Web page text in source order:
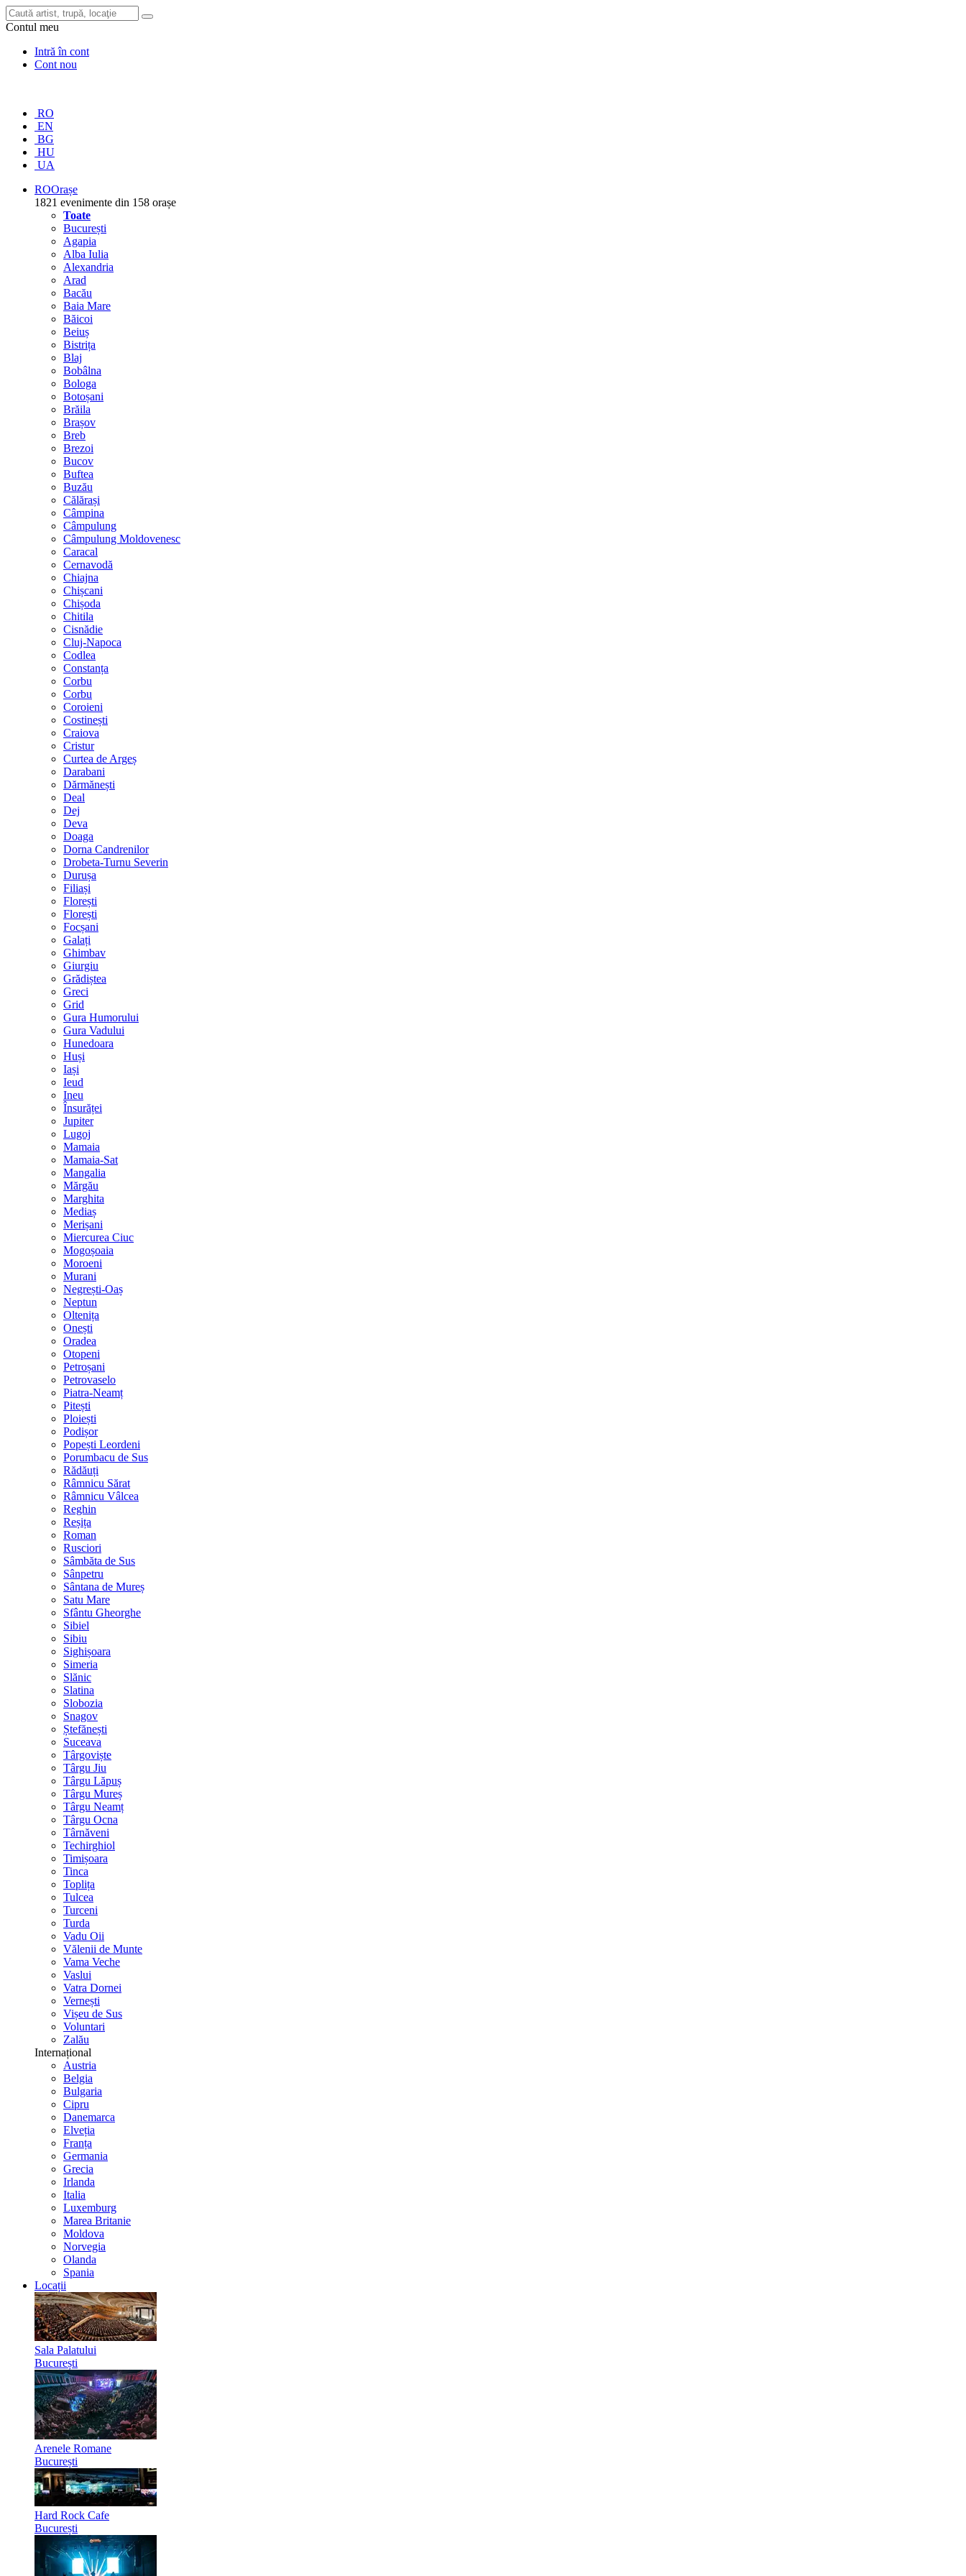
Contul meu
Intră în cont
Cont nou
RO
EN
BG
HU
UA
ROOrașe
1821 evenimente din 158 orașe
Toate
București
Agapia
Alba Iulia
Alexandria
Arad
Bacău
Baia Mare
Băicoi
Beiuș
Bistrița
Blaj
Bobâlna
Bologa
Botoșani
Brăila
Brașov
Breb
Brezoi
Bucov
Buftea
Buzău
Călărași
Câmpina
Câmpulung
Câmpulung Moldovenesc
Caracal
Cernavodă
Chiajna
Chișcani
Chișoda
Chitila
Cisnădie
Cluj-Napoca
Codlea
Constanța
Corbu
Corbu
Coroieni
Costinești
Craiova
Cristur
Curtea de Argeș
Darabani
Dărmănești
Deal
Dej
Deva
Doaga
Dorna Candrenilor
Drobeta-Turnu Severin
Durușa
Filiași
Florești
Florești
Focșani
Galați
Ghimbav
Giurgiu
Grădiștea
Greci
Grid
Gura Humorului
Gura Vadului
Hunedoara
Huși
Iași
Ieud
Ineu
Însurăței
Jupiter
Lugoj
Mamaia
Mamaia-Sat
Mangalia
Mărgău
Marghita
Mediaș
Merișani
Miercurea Ciuc
Mogoșoaia
Moroeni
Murani
Negrești-Oaș
Neptun
Oltenița
Onești
Oradea
Otopeni
Petroșani
Petrovaselo
Piatra-Neamț
Pitești
Ploiești
Podișor
Popești Leordeni
Porumbacu de Sus
Rădăuți
Râmnicu Sărat
Râmnicu Vâlcea
Reghin
Reșița
Roman
Rusciori
Sâmbăta de Sus
Sânpetru
Sântana de Mureș
Satu Mare
Sfântu Gheorghe
Sibiel
Sibiu
Sighișoara
Simeria
Slănic
Slatina
Slobozia
Snagov
Ștefănești
Suceava
Târgoviște
Târgu Jiu
Târgu Lăpuș
Târgu Mureș
Târgu Neamț
Târgu Ocna
Târnăveni
Techirghiol
Timișoara
Tinca
Toplița
Tulcea
Turceni
Turda
Vadu Oii
Vălenii de Munte
Vama Veche
Vaslui
Vatra Dornei
Vernești
Vișeu de Sus
Voluntari
Zalău
Internațional
Austria
Belgia
Bulgaria
Cipru
Danemarca
Elveția
Franța
Germania
Grecia
Irlanda
Italia
Luxemburg
Marea Britanie
Moldova
Norvegia
Olanda
Spania
Locații
Sala Palatului
București
Arenele Romane
București
Hard Rock Cafe
București